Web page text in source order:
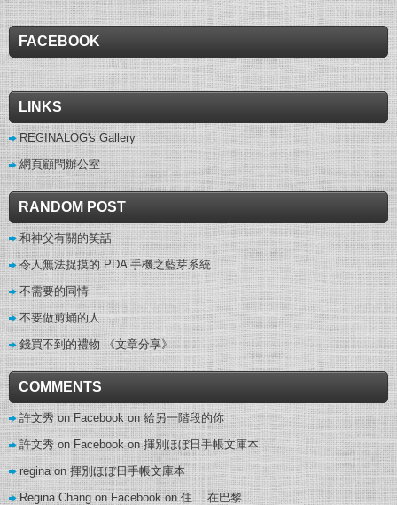
FACEBOOK
LINKS
REGINALOG's Gallery
網頁顧問辦公室
RANDOM POST
和神父有關的笑話
令人無法捉摸的 PDA 手機之藍芽系統
不需要的同情
不要做剪蛹的人
錢買不到的禮物 《文章分享》
COMMENTS
許文秀 on Facebookon給另一階段的你
許文秀 on Facebookon揮別ほぼ日手帳文庫本
reginaon揮別ほぼ日手帳文庫本
Regina Chang on Facebookon住… 在巴黎